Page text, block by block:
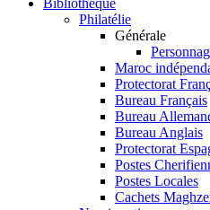
Bibliothèque
Philatélie
Générale
Maroc
Protectorat
Bureau Français
Bureau
Bureau Anglais
Protectorat
Postes
Postes Locales
Cachets